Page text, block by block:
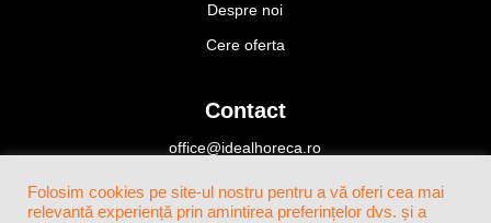
Despre noi
Cere oferta
Contact
office@idealhoreca.ro
+4(0)724 424 466
Folosim cookies pe site-ul nostru pentru a vă oferi cea mai
relevantă experiență prin amintirea preferințelor dvs. și a